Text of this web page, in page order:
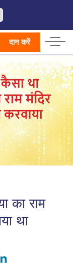
दान करें
का राम
था